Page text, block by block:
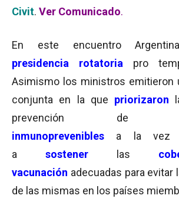
Civit. Ver Comunicado.
En este encuentro
presidencia rotatoria pro
Asimismo los ministros emitieron
conjunta en la que priorizaron
prevención de
inmunoprevenibles a la vez
a sostener las
vacunación adecuadas para evitar
de las mismas en los países